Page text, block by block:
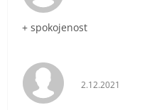
+ spokojenost
Hodnocení
2.12.2021